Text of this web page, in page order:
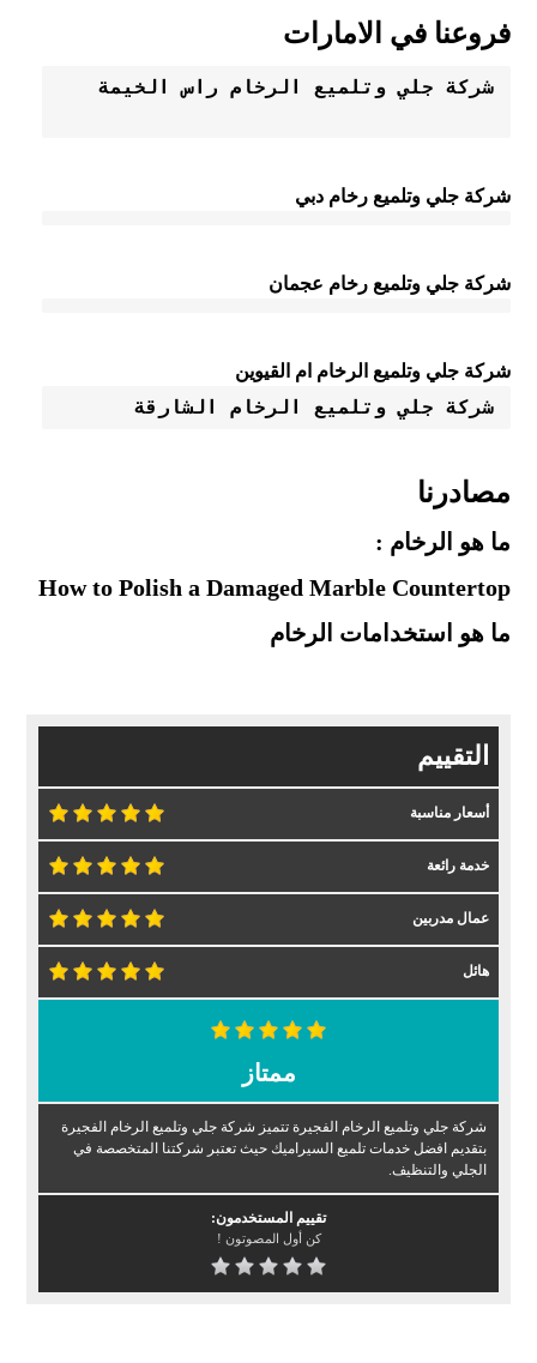
فروعنا في الامارات
شركة جلي وتلميع الرخام راس الخيمة
شركة جلي وتلميع رخام دبي
شركة جلي وتلميع رخام عجمان
شركة جلي وتلميع الرخام ام القيوين
شركة جلي وتلميع الرخام الشارقة
مصادرنا
ما هو الرخام :
How to Polish a Damaged Marble Countertop
ما هو استخدامات الرخام
التقييم
أسعار مناسبة
خدمة رائعة
عمال مدربين
هائل
ممتاز
شركة جلي وتلميع الرخام الفجيرة تتميز شركة جلي وتلميع الرخام الفجيرة
بتقديم افضل خدمات تلميع السيراميك حيث تعتبر شركتنا المتخصصة في
الجلي والتنظيف.
تقييم المستخدمون:
كن أول المصوتون !